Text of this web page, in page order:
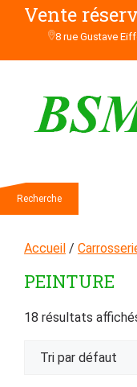
Vente
8 rue Gustave
Recherche
Accueil /
PEINTURE
18 résultats